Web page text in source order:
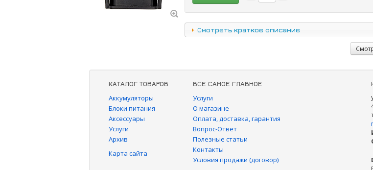
Смотреть краткое описание
КАТАЛОГ ТОВАРОВ
Аккумуляторы
Блоки питания
Аксессуары
Услуги
Архив
Карта сайта
ВСЕ САМОЕ ГЛАВНОЕ
Услуги
О магазине
Оплата, доставка, гарантия
Вопрос-Ответ
Полезные статьи
Контакты
Условия продажи (договор)